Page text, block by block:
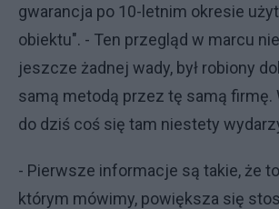
gwarancja po 10-letnim okresie
obiektu". - Ten przegląd w marcu
jeszcze żadnej wady, był robiony
samą metodą przez tę samą firmę.
do dziś coś się tam niestety
- Pierwsze informacje są takie, że
którym mówimy, powiększa się